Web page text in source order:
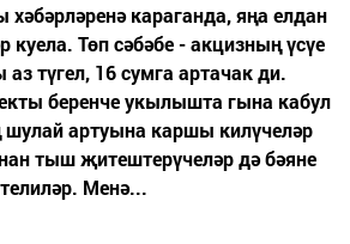
хәбәрләренә караганда, яңа елдан
куела. Төп сәбәбе - акцизның үсүе
түгел, 16 сумга артачак ди.
беренче укылышта гына кабул
шулай артуына каршы килүчеләр
тыш җитештерүчеләр дә бәяне
Менә...